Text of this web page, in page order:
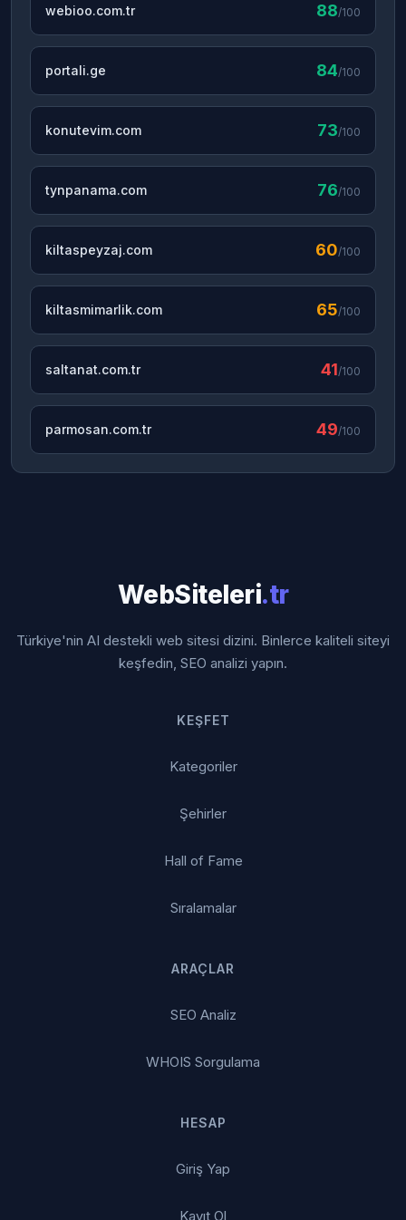
webioo.com.tr 88/100
portali.ge 84/100
konutevim.com 73/100
tynpanama.com 76/100
kiltaspeyzaj.com 60/100
kiltasmimarlik.com 65/100
saltanat.com.tr 41/100
parmosan.com.tr 49/100
WebSiteleri.tr
Türkiye'nin AI destekli web sitesi dizini. Binlerce kaliteli siteyi
keşfedin, SEO analizi yapın.
KEŞFET
Kategoriler
Şehirler
Hall of Fame
Sıralamalar
ARAÇLAR
SEO Analiz
WHOIS Sorgulama
HESAP
Giriş Yap
Kayıt Ol